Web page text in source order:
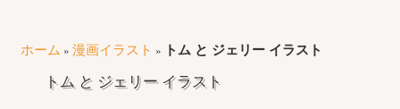
ホーム » 漫画イラスト » トム と ジェリー イラスト
トム と ジェリー イラスト